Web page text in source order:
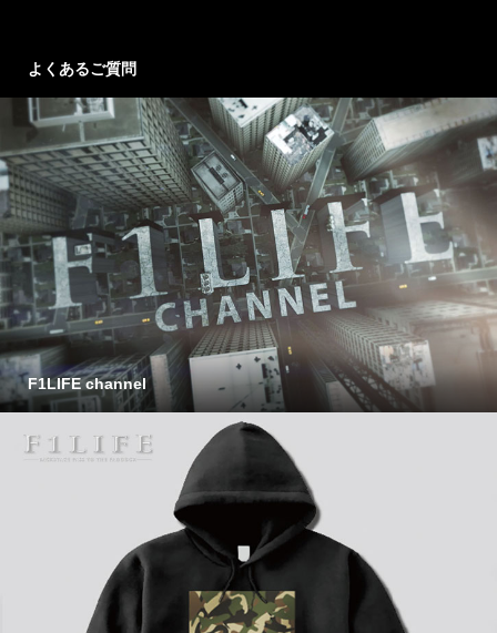
よくあるご質問
F1LIFE channel